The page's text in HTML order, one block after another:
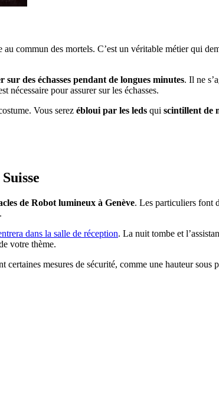
au commun des mortels. C’est un véritable métier qui
sur des échasses pendant de longues minutes. Il ne
nécessaire pour assurer sur les échasses.
Vous serez ébloui par les leds qui scintillent de
de Robot lumineux à Genève. Les particuliers font
dans la salle de réception. La nuit tombe et
votre thème.
mesures de sécurité, comme une hauteur sous